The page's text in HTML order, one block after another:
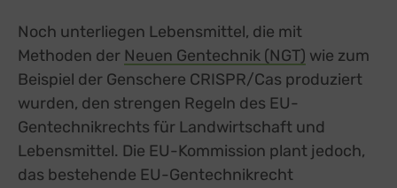
Noch unterliegen Lebensmittel, die mit
Methoden der Neuen Gentechnik (NGT) external
wie zum
Beispiel der Genschere CRISPR/Cas produziert
wurden, den strengen Regeln des EU-
Gentechnikrechts für Landwirtschaft und
Lebensmittel. Die EU-Kommission plant jedoch,
das bestehende EU-Gentechnikrecht